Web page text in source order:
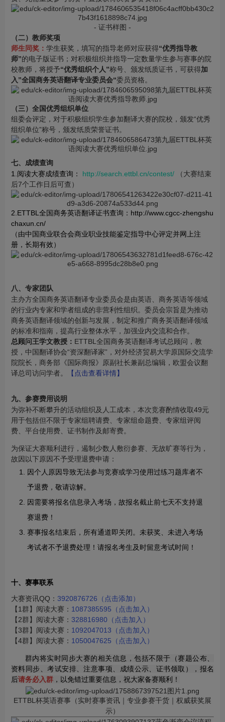
- 证书样图 -
（二）教师奖项
师生同奖： 学生获奖，填写的指导老师对应获得“优秀指导教
师”的电子版证书；对积极组织并指导一定数量学生参与赛事的院
校教师，将授予“优秀组织个人”称号、颁发纸质证书，可获得加
入”全国商务英语翻译专业委员会“委员资格。
（三）全国优秀组织单位
组委会评定，对于积极组织学生参加翻译大赛的院校，颁发“优秀
组织单位”称号，颁发纸质荣誉证书。
七、成绩查询
1.阅读大赛成绩查询：
http://search.ettbl.cn/contest/ （大赛结束
后7个工作日后可查）
2.ETTBL全国商务英语翻译证书查询： http://www.cgcc-zhengshu
chaxun.cn/
（由中国商业联合会商业职业技能鉴定指导中心评定并网上注
册，长期有效）
八、专家团队
主办方全国商务英语翻译专业委员会是由英语、商务英语等领域
的行业内专家和学者组成的非营利性组织。委员会宗旨是为推动
商务英语翻译领域的创新与发展，制定和推广商务英语翻译领域
的标准和指南，提高行业整体水平，加强业内交流和合作。
总顾问王学文教授： ETTBL全国商务英语翻译考试总顾问，教
授，中国翻译协会“资深翻译家”，对外经济贸易大学原国际交流学
院院长，商务部《国际商报》原副社长兼副总编辑，欧盟会议翻
译总司访问学者。
【点击查看详情】
九、参赛费用说明
为弥补不断攀升的活动组织及人工成本，本次竞赛酌情收取49元
用于包括但不限于专家组聘请费、专家组命题费、专家组评阅
费、平台使用费、证书制作及邮寄费。
为保证大赛顺利进行，遏制少数人敷衍参赛、无故旷赛等行为，
故因以下原因不予受理退费申请：
因个人原因导致无法参与竞赛或学习使用过练习题库者不
予退费，敬请谅解。
因需要将报名信息录入考场，故报名截止前七天不支持退
赛退费！
赛事报名结束后，所有通道即关闭。未获奖、未进入考场
考试者不予退费处理！请报名考生及时留意考试时间！
十、赛事联系
大赛资讯QQ： 3920876726 （点击添加）
【1群】阅读大赛： 1087385595（点击加入）
【2群】阅读大赛： 328816980（点击加入）
【3群】阅读大赛： 1092047013（点击加入）
【4群】阅读大赛： 1050047625（点击加入）
群内将实时同步大赛的相关信息，包括不限于（赛题公布、
资料同步、考试安排、注意事项、成绩公示、证书领取），报名
后请务必入群 ，以免错过重要信息，祝大家备赛顺利！
ETTBL杯英语赛事（实时赛事资讯｜专业参赛干货｜权威获奖展
示）